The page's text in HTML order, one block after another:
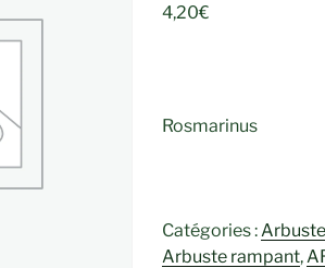
4,20€
Rosmarinus
Catégories :
Arbuste rampant,